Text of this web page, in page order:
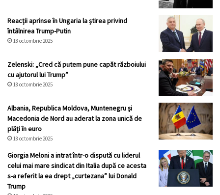
Reacții aprinse în Ungaria la știrea privind
întâlnirea Trump-Putin
18 octombrie 2025
Zelenski: „Cred că putem pune capăt războiului
cu ajutorul lui Trump”
18 octombrie 2025
Albania, Republica Moldova, Muntenegru şi
Macedonia de Nord au aderat la zona unică de
plăţi în euro
18 octombrie 2025
Giorgia Meloni a intrat într-o dispută cu liderul
celui mai mare sindicat din Italia după ce acesta
s-a referit la ea drept „curtezana” lui Donald
Trump